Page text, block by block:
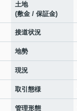
土地
(敷金 / 保証金)
接道状況
地勢
現況
取引態様
管理形態